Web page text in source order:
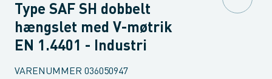
Type SAF SH dobbelt
hængslet med V-møtrik
EN 1.4401 - Industri
VARENUMMER 036050947